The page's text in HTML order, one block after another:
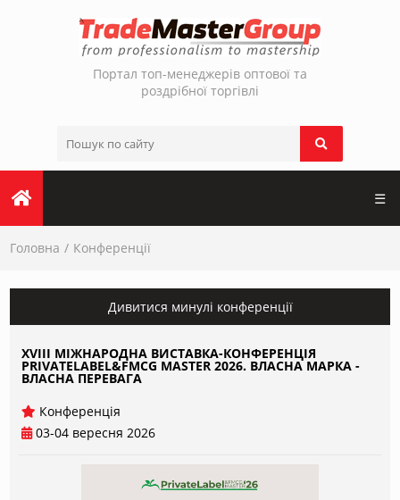
Портал топ-менеджерів оптової та
роздрібної торгівлі
☰
Головна Конференції
Дивитися минулі конференції
XVІІI МІЖНАРОДНА ВИСТАВКА-КОНФЕРЕНЦІЯ
PRIVATELABEL&FMCG MASTER 2026. ВЛАСНА МАРКА -
ВЛАСНА ПЕРЕВАГА
Конференція
03-04 вересня 2026